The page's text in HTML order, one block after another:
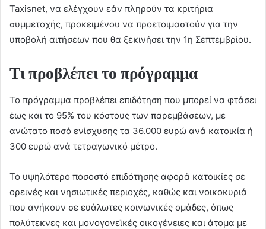
Taxisnet, να ελέγχουν εάν πληρούν τα κριτήρια
συμμετοχής, προκειμένου να προετοιμαστούν για την
υποβολή αιτήσεων που θα ξεκινήσει την 1η Σεπτεμβρίου.
Τι προβλέπει το πρόγραμμα
Το πρόγραμμα προβλέπει επιδότηση που μπορεί να φτάσει
έως και το 95% του κόστους των παρεμβάσεων, με
ανώτατο ποσό ενίσχυσης τα 36.000 ευρώ ανά κατοικία ή
300 ευρώ ανά τετραγωνικό μέτρο.
Το υψηλότερο ποσοστό επιδότησης αφορά κατοικίες σε
ορεινές και νησιωτικές περιοχές, καθώς και νοικοκυριά
που ανήκουν σε ευάλωτες κοινωνικές ομάδες, όπως
πολύτεκνες και μονογονεϊκές οικογένειες και άτομα με